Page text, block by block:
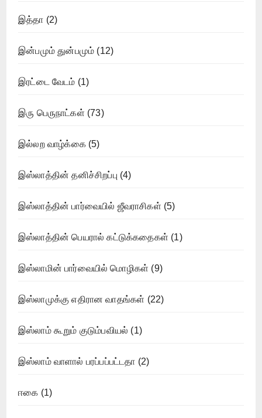
இத்தா (2)
இன்பமும் துன்பமும் (12)
இரட்டை வேடம் (1)
இரு பெருநாட்கள் (73)
இல்லற வாழ்க்கை(5)
இஸ்லாத்தின் தனிச்சிறப்பு (4)
இஸ்லாத்தின் பார்வையில் ஜீவராசிகள் (5)
இஸ்லாத்தின் பெயரால் கட்டுக்கதைகள் (1)
இஸ்லாமின் பார்வையில் மொழிகள் (9)
இஸ்லாமுக்கு எதிரான வாதங்கள் (22)
இஸ்லாம் கூறும் குடும்பவியல் (1)
இஸ்லாம் வாளால் பரப்பப்பட்டதா (2)
ஈகை (1)